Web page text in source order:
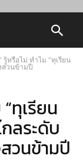
รู้หรือไม่ ทำไม “ทุเรียน
สวนข้ามปี
ทุเรียน
ลระดับ
วนข้ามปี